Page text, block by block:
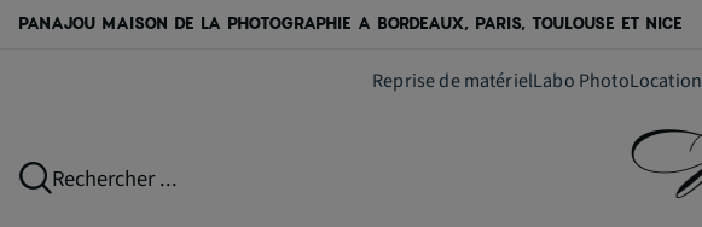
PANAJOU MAISON DE LA PHOTOGRAPHIE A BORDEAUX, PARIS, TOULOUSE ET NICE
Reprise de matérielLabo PhotoLocation
Rechercher ...